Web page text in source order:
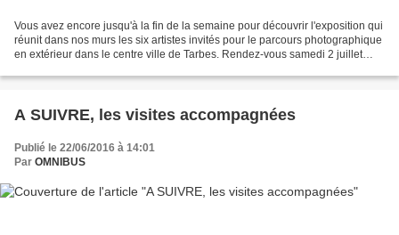
Vous avez encore jusqu'à la fin de la semaine pour découvrir l'exposition qui
réunit dans nos murs les six artistes invités pour le parcours photographique
en extérieur dans le centre ville de Tarbes. Rendez-vous samedi 2 juillet
A SUIVRE, les visites accompagnées
Publié le 22/06/2016 à 14:01
Par OMNIBUS